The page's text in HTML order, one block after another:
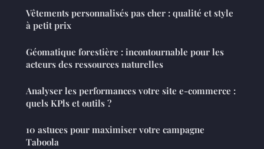
Vêtements personnalisés pas cher : qualité et style
à petit prix
Géomatique forestière : incontournable pour les
acteurs des ressources naturelles
Analyser les performances votre site e-commerce :
quels KPls et outils ?
10 astuces pour maximiser votre campagne
Taboola